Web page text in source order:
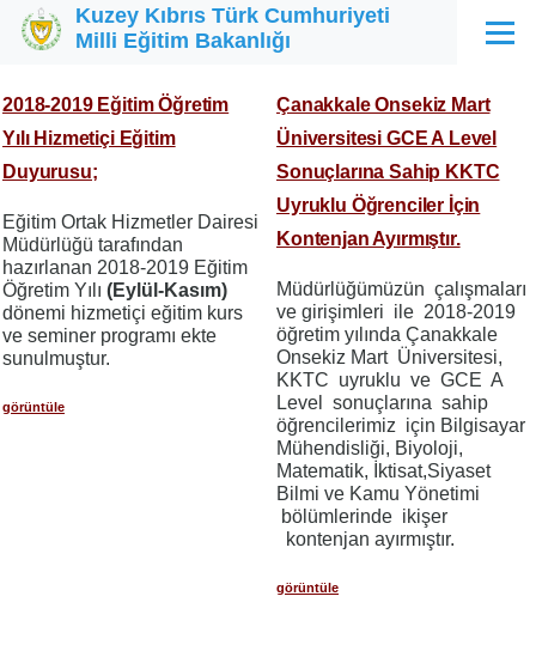
Ana içeriğe atla
Kuzey Kıbrıs Türk Cumhuriyeti
Milli Eğitim Bakanlığı
Menü
2018-2019 Eğitim Öğretim
Yılı Hizmetiçi Eğitim
Duyurusu;
Eğitim Ortak Hizmetler Dairesi
Müdürlüğü tarafından
hazırlanan 2018-2019 Eğitim
Öğretim Yılı (Eylül-Kasım)
dönemi hizmetiçi eğitim kurs
ve seminer programı ekte
sunulmuştur.
görüntüle
Çanakkale Onsekiz Mart
Üniversitesi GCE A Level
Sonuçlarına Sahip KKTC
Uyruklu Öğrenciler İçin
Kontenjan Ayırmıştır.
Müdürlüğümüzün çalışmaları
ve girişimleri ile 2018-2019
öğretim yılında Çanakkale
Onsekiz Mart Üniversitesi,
KKTC uyruklu ve GCE A
Level sonuçlarına sahip
öğrencilerimiz için Bilgisayar
Mühendisliği, Biyoloji,
Matematik, İktisat,Siyaset
Bilmi ve Kamu Yönetimi
bölümlerinde ikişer
kontenjan ayırmıştır.
görüntüle